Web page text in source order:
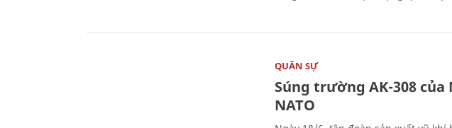
QUÂN SỰ
Súng trường AK-308
NATO